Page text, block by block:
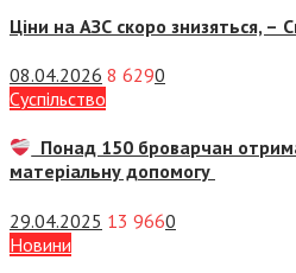
Ціни на АЗС скоро знизяться, –
08.04.2026 8 6290
Суспiльство
Понад 150 броварчан
матеріальну допомогу
29.04.2025 13 9660
Новини